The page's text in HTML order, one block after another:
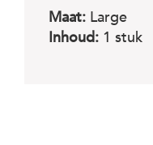
Maat: Large
Inhoud: 1 stuk